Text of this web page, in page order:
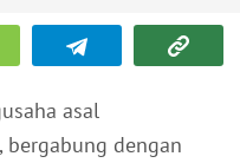
asal
, bergabung dengan